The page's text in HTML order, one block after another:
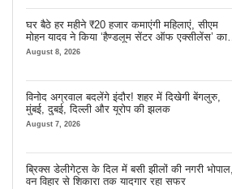
घर बैठे हर महीने ₹20 हजार कमाएंगी महिलाएं, सीएम
मोहन यादव ने किया ‘हैण्डलूम सेंटर ऑफ एक्सीलेंस’ का
शुभारंभ
August 8, 2026
विनोद अग्रवाल बदलेंगे इंदौर! शहर में दिखेगी बेंगलुरु,
मुंबई, दुबई, दिल्ली और यूरोप की झलक
August 7, 2026
ब्रिक्स डेलीगेट्स के दिल में बसी झीलों की नगरी भोपाल,
वन विहार से शिकारा तक यादगार रहा सफर